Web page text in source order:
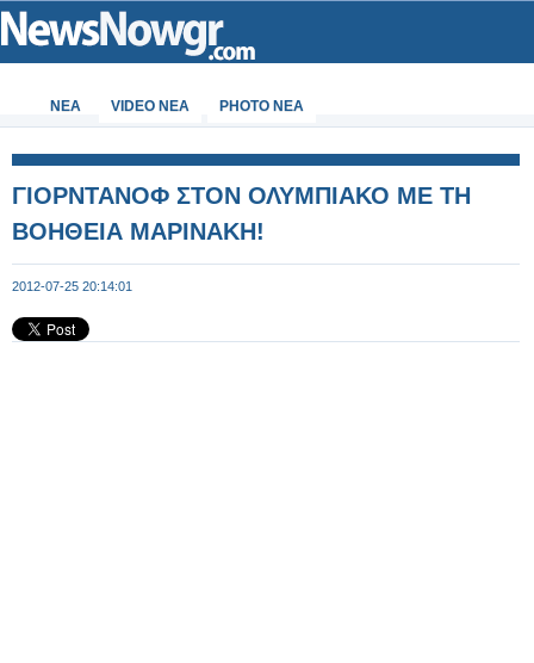
ΝΕΑ VIDEO NEA PHOTO NEA
ΓΙΟΡΝΤΑΝΟΦ ΣΤΟΝ ΟΛΥΜΠΙΑΚΟ ΜΕ ΤΗ
ΒΟΗΘΕΙΑ ΜΑΡΙΝΑΚΗ!
2012-07-25 20:14:01